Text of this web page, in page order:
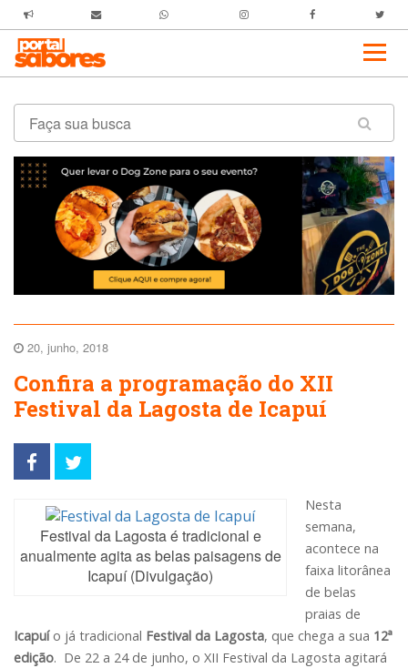
20, junho, 2018
Confira a programação do XII
Festival da Lagosta de Icapuí
Festival da Lagosta é tradicional e
anualmente agita as belas paisagens de
Icapuí (Divulgação)
Nesta
semana,
acontece na
faixa litorânea
de belas
praias de
Icapuí o já tradicional Festival da Lagosta, que chega a sua 12ª
edição. De 22 a 24 de junho, o XII Festival da Lagosta agitará